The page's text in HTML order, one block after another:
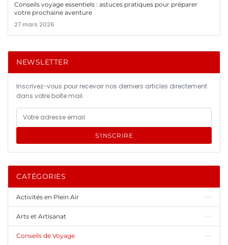
Conseils voyage essentiels : astuces pratiques pour préparer
votre prochaine aventure
27 mars 2026
NEWSLETTER
Inscrivez-vous pour recevoir nos derniers articles directement
dans votre boîte mail.
S'INSCRIRE
CATÉGORIES
Activités en Plein Air
Arts et Artisanat
Conseils de Voyage